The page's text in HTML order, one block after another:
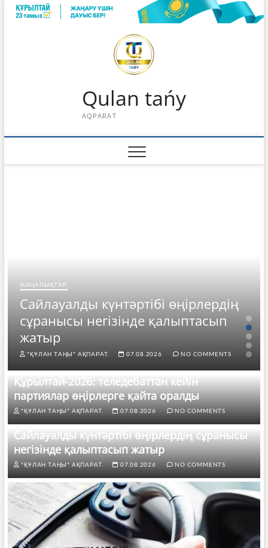
Skip
Qulan tańy
AQPARAT
ЖАҢАЛЫҚТАР
Сайлауалды күнтәртібі өңірлердің
сұранысы негізінде қалыптасып
жатыр
"ҚҰЛАН ТАҢЫ" АҚПАРАТ. 07.08.2026 NO COMMENTS
Құрылтай-2026: теледебаттан кейін
партиялар өңірлерге қайта оралды
"ҚҰЛАН ТАҢЫ" АҚПАРАТ. 07.08.2026 NO COMMENTS
Сайлауалды күнтәртібі өңірлердің сұранысы
негізінде қалыптасып жатыр
"ҚҰЛАН ТАҢЫ" АҚПАРАТ. 07.08.2026 NO COMMENTS